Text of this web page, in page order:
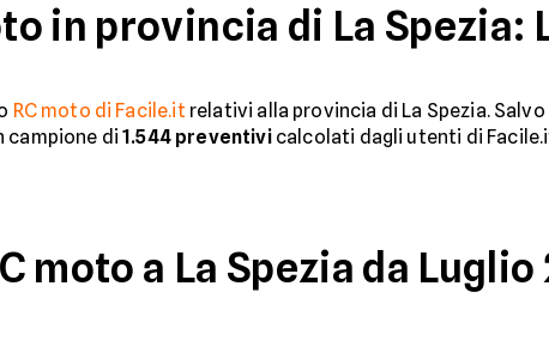
in provincia di La Spezia:
RC moto di Facile.it relativi alla provincia di La Spezia.
campione di1.544 preventivicalcolati dagli utenti di
moto a La Spezia da